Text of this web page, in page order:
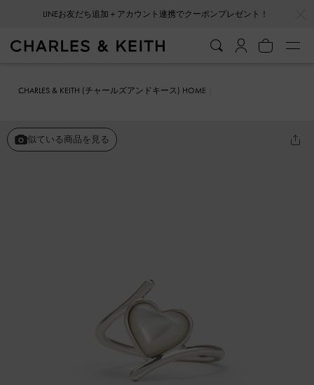
会員登録＋ニュースレター登録で10%OFFクーポンプレゼント！
CHARLES & KEITH (チャールズアンドキース) HOME
似ている商品を見る